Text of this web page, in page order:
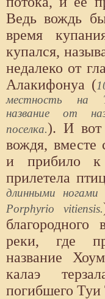
Ведь вождь
время
купался,
недалеко от
Алакифонуа (
местность на
название от
поселка.). И вот
вождя, вместе
и прибило к
прилетела
длинными
Porphyrio vitiensis.
реки, где
название
калаэ
погибшего Туи